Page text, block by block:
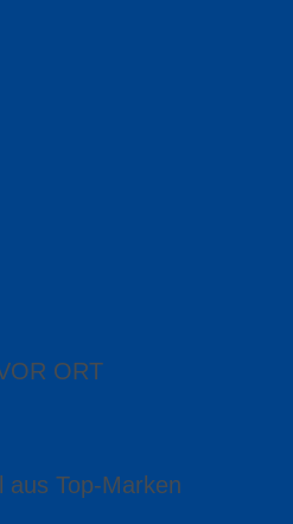
ORT
aus Top-Marken